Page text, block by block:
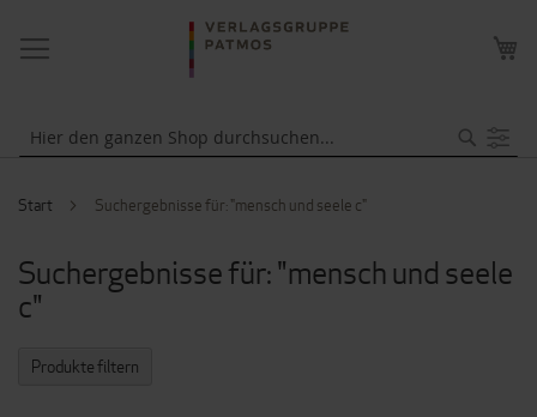
NAVIGATION
UMSCHALTEN
Start Suchergebnisse für: "mensch und seele c"
Suchergebnisse für: "mensch und seele
c"
Produkte filtern